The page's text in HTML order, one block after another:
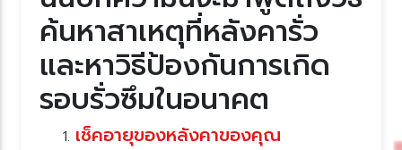
ค้นหาสาเหตุที่หลังคารั่ว
ละหาวิธีป้องกันการเกิด
รอบรั่วซึมในอนาคต
เช็คอายุของหลังคาของคุณ